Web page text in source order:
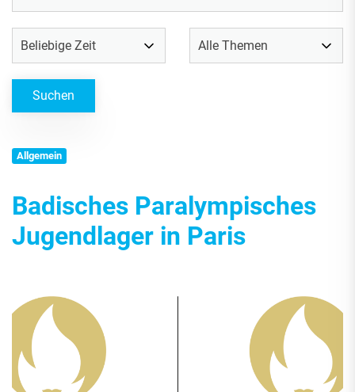
Allgemein
Badisches Paralympisches
Jugendlager in Paris